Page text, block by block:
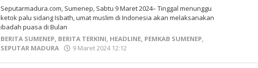
Seputarmadura.com, Sumenep, Sabtu 9 Maret 2024– Tinggal menunggu
ketok palu sidang Isbath, umat muslim di Indonesia akan melaksanakan
ibadah puasa di Bulan
BERITA SUMENEP, BERITA TERKINI, HEADLINE, PEMKAB SUMENEP,
SEPUTAR MADURA
9 Maret 2024 12:12